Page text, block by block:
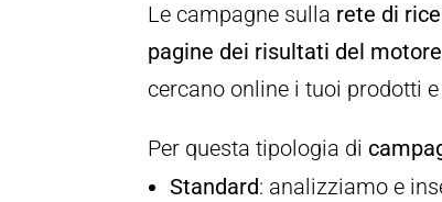
Le campagne sulla rete di
pagine dei risultati del
cercano online i tuoi prodotti
Per questa tipologia di
Standard: analizziamo e